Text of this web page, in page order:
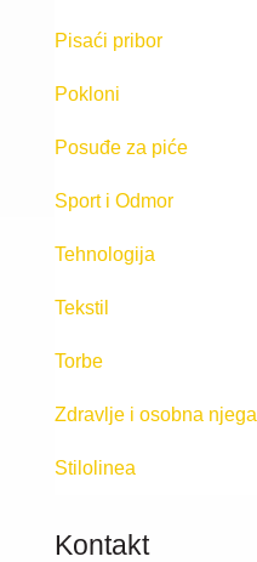
Pisaći pribor
Pokloni
Posuđe za piće
Sport i Odmor
Tehnologija
Tekstil
Torbe
Zdravlje i osobna njega
Stilolinea
Kontakt